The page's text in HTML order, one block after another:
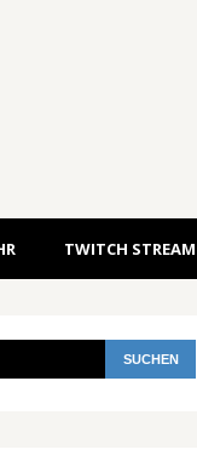
TWITCH STREAM